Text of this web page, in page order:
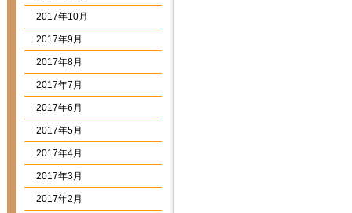
2017年10月
2017年9月
2017年8月
2017年7月
2017年6月
2017年5月
2017年4月
2017年3月
2017年2月